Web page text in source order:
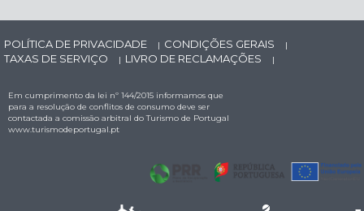
POLÍTICA DE PRIVACIDADE | CONDIÇÕES GERAIS |
TAXAS DE SERVIÇO | LIVRO DE RECLAMAÇÕES |
Em cumprimento da lei nº 144/2015 informamos que
para a resolução de conflitos de consumo deve ser
contactada a comissão arbitral do Turismo de Portugal
www.turismodeportugal.pt